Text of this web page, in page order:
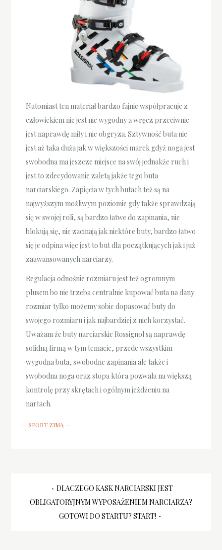
Natomiast ten materiał bardzo fajnie współpracuje z
człowiekiem nie jest nie wygodny a wręcz przeciwnie
jest naprawdę miły i nie obgryza. Sztywność buta nie
jest aż taka duża jak w większości marek gdyż noga jest
swobodna ma jeszcze miejsce na swój jednakże ruch i
jest to zdecydowanie zaletą jakże tego buta
narciarskiego. Zapięcia w tych butach też są na
najwyższym możliwym poziomie gdy także sprawdzają
się w swojej roli, są bardzo łatwe do zapinania, nie
blokują się, nie zacinają jak niektóre buty, bardzo łatwo
się je odpina więc jest to but dla początkujących jak i już
zaawansowanych narciarzy.
Regulacja odnośnie rozmiaru jest też ogromnym
plusem bo nie trzeba centralnie kupować buta na dany
rozmiar tylko możemy sobie dopasować buty do
swojego rozmiaru i jak najbardziej z nich korzystać.
Uważam że buty narciarskie Rossignol są naprawdę
solidną firmą w tym temacie, przede wszystkim
wygodna buta, swobodne zapinania ale także i
swobodna noga oraz stopa która pozwala na większą
kontrolę przy skrętach i ogólnym jeżdżeniu na
nartach.
SPORT ZIMĄ
Nawigacja
wpisu
DLACZEGO KASK NARCIARSKI JEST
OBLIGATORYJNYM WYPOSAŻENIEM NARCIARZA?
GOTOWI DO STARTU? START!